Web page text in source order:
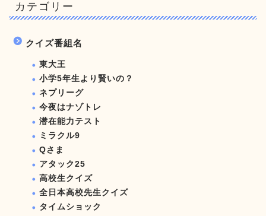
カテゴリー
クイズ番組名
東大王
小学5年生より賢いの？
ネプリーグ
今夜はナゾトレ
潜在能力テスト
ミラクル9
Qさま
アタック25
高校生クイズ
全日本高校先生クイズ
タイムショック